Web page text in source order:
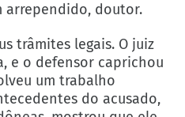
arrependido, doutor.
trâmites legais. O juiz
e o defensor caprichou
um trabalho
do acusado,